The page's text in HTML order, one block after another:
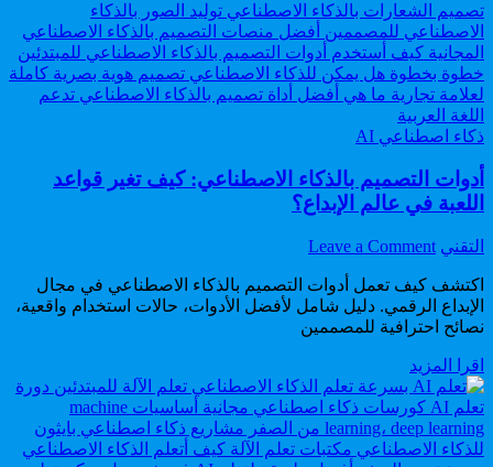
في
2026
أفضل
أدوات
AI
لصناعة
الفيديو
في
2026
Posted
ذكاء اصطناعي AI
أدوات التصميم بالذكاء الاصطناعي: كيف تغير قواعد
اللعبة في عالم الإبداع؟
Author:
التقني Leave a Comment
on
التصميم
بالذكاء
الاصطناعي:
قواعد
اللعبة
في
عالم
اكتشف كيف تعمل أدوات التصميم بالذكاء الاصطناعي في مجال
الإبداع الرقمي. دليل شامل لأفضل الأدوات، حالات استخدام واقعية،
نصائح احترافية للمصممين
اقرا المزيد
التصميم
بالذكاء
الاصطناعي:
كيف